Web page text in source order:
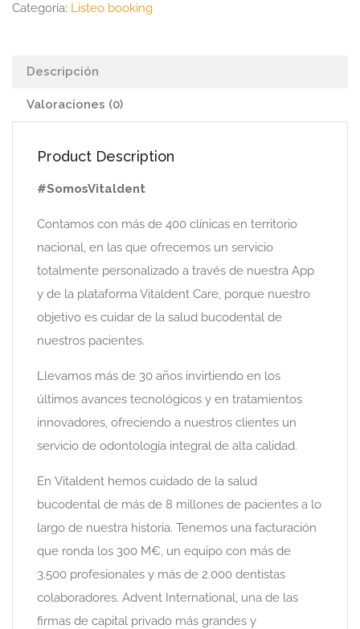
Categoría: Listeo booking
Descripción
Valoraciones (0)
Product Description
#SomosVitaldent
Contamos con más de 400 clínicas en territorio
nacional, en las que ofrecemos un servicio
totalmente personalizado a través de nuestra App
y de la plataforma Vitaldent Care, porque nuestro
objetivo es cuidar de la salud bucodental de
nuestros pacientes.
Llevamos más de 30 años invirtiendo en los
últimos avances tecnológicos y en tratamientos
innovadores, ofreciendo a nuestros clientes un
servicio de odontología integral de alta calidad.
En Vitaldent hemos cuidado de la salud
bucodental de más de 8 millones de pacientes a lo
largo de nuestra historia. Tenemos una facturación
que ronda los 300 M€, un equipo con más de
3.500 profesionales y más de 2.000 dentistas
colaboradores. Advent International, una de las
firmas de capital privado más grandes y